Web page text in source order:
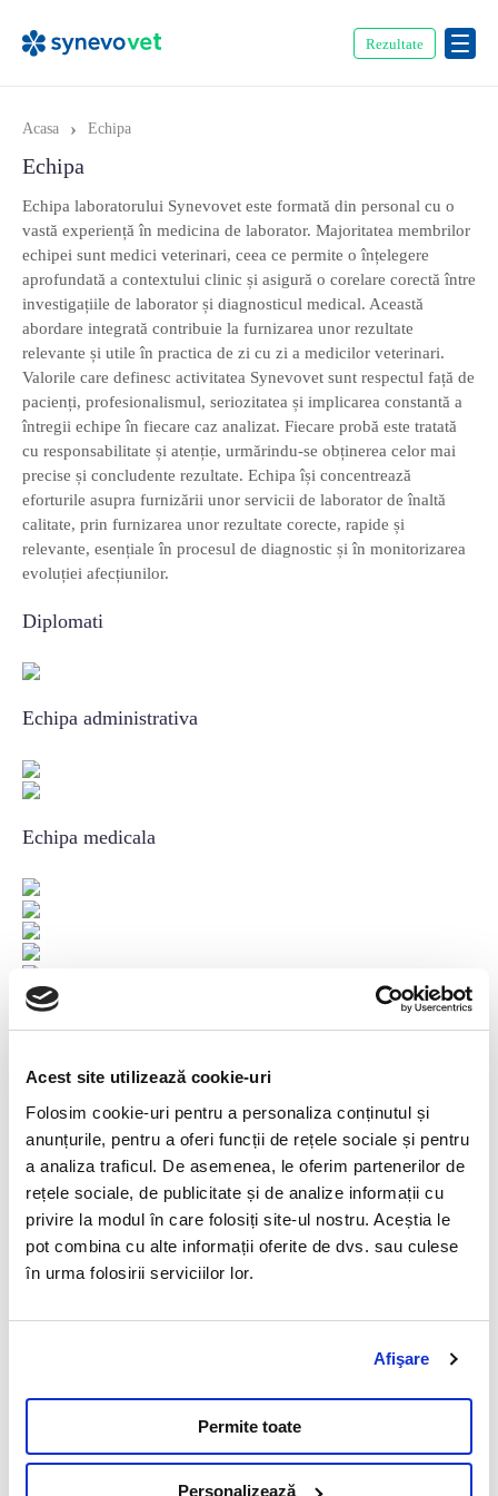
Acest site utilizează cookie-uri
Folosim cookie-uri pentru a personaliza conținutul și
anunțurile, pentru a oferi funcții de rețele sociale și pentru
a analiza traficul. De asemenea, le oferim partenerilor de
rețele sociale, de publicitate și de analize informații cu
privire la modul în care folosiți site-ul nostru. Aceștia le
pot combina cu alte informații oferite de dvs. sau culese
în urma folosirii serviciilor lor.
Afişare
Permite toate
Personalizează
Rezultate
Acasa › Echipa
Echipa
Echipa laboratorului Synevovet este formată din personal cu o
vastă experiență în medicina de laborator. Majoritatea membrilor
echipei sunt medici veterinari, ceea ce permite o înțelegere
aprofundată a contextului clinic și asigură o corelare corectă între
investigațiile de laborator și diagnosticul medical. Această
abordare integrată contribuie la furnizarea unor rezultate
relevante și utile în practica de zi cu zi a medicilor veterinari.
Valorile care definesc activitatea Synevovet sunt respectul față de
pacienți, profesionalismul, seriozitatea și implicarea constantă a
întregii echipe în fiecare caz analizat. Fiecare probă este tratată
cu responsabilitate și atenție, urmărindu-se obținerea celor mai
precise și concludente rezultate. Echipa își concentrează
eforturile asupra furnizării unor servicii de laborator de înaltă
calitate, prin furnizarea unor rezultate corecte, rapide și
relevante, esențiale în procesul de diagnostic și în monitorizarea
evoluției afecțiunilor.
Diplomati
Echipa administrativa
Echipa medicala
Echipa de vanzari